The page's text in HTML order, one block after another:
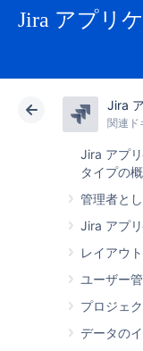
Jira アプリ
Jira
関連ド
Jira アプ
タイプの
管理者と
Jira アプ
レイアウ
ユーザー
プロジェ
データの
アトラシア
クラウド
Jira
ョン
Jira アプリ
をサービス
異なります。